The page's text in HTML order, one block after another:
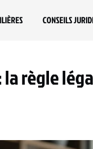
CONSEILS
la règle